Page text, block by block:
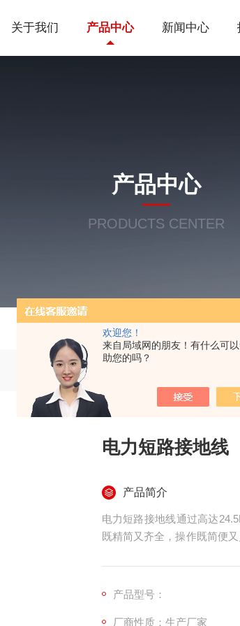
欢迎您！
来自局域网的朋友！有什么可
助您的吗？
关于我们 产品中心 新闻中心
产品中心
PRODUCTS CENTER
电力短路接地线
产品简介
电力短路接地线通过高达
既精简又齐全，操作既简便
产品型号：
厂商性质：生产厂家